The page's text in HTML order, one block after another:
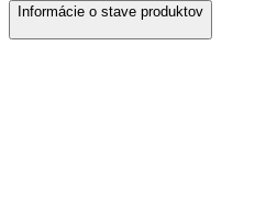
Informácie o stave produktov